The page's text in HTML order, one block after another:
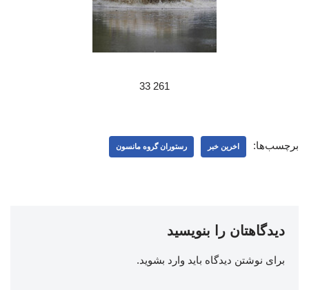
261 33
برچسب‌ها: اخرین خبر رستوران گروه مانسون
دیدگاهتان را بنویسید
برای نوشتن دیدگاه باید وارد بشوید.